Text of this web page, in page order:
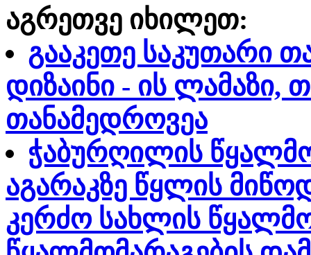
აგრეთვე იხილეთ:
გააკეთე საკუთარი
დიზაინი - ის ლამაზი,
თანამედროვეა
ჭაბურღილის
აგარაკზე წყლის
კერძო სახლის